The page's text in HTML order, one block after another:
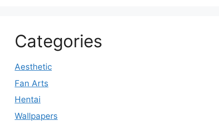
Categories
Aesthetic
Fan Arts
Hentai
Wallpapers